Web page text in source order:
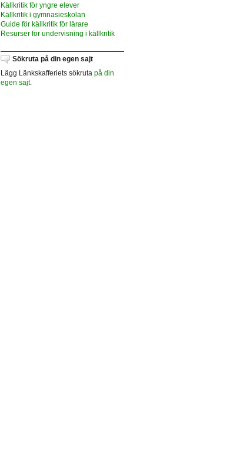
Källkritik för yngre elever
Källkritik i gymnasieskolan
Guide för källkritik för lärare
Resurser för undervisning i källkritik
Sökruta på din egen sajt
Lägg Länkskafferiets sökruta på din
egen sajt.